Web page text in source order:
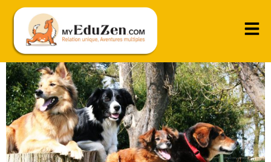
Mon rôle dans la santé de vos chiens